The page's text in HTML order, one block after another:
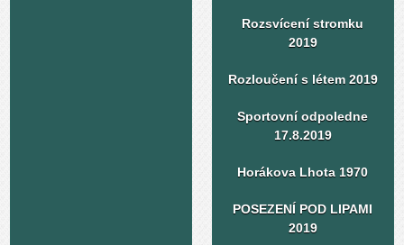
Rozsvícení stromku
2019
Rozloučení s létem 2019
Sportovní odpoledne
17.8.2019
Horákova Lhota 1970
POSEZENÍ POD LIPAMI
2019